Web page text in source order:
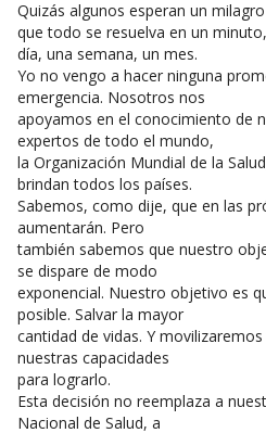
Quizás algunos esperan un
que todo se resuelva en un
día, una semana, un mes.
Yo no vengo a hacer ninguna
emergencia. Nosotros nos
apoyamos en el conocimiento de
expertos de todo el mundo,
la Organización Mundial de la
brindan todos los países.
Sabemos, como dije, que en las
aumentarán. Pero
también sabemos que nuestro
se dispare de modo
exponencial. Nuestro objetivo es
posible. Salvar la mayor
cantidad de vidas. Y
nuestras capacidades
para lograrlo.
Esta decisión no reemplaza a
Nacional de Salud, a